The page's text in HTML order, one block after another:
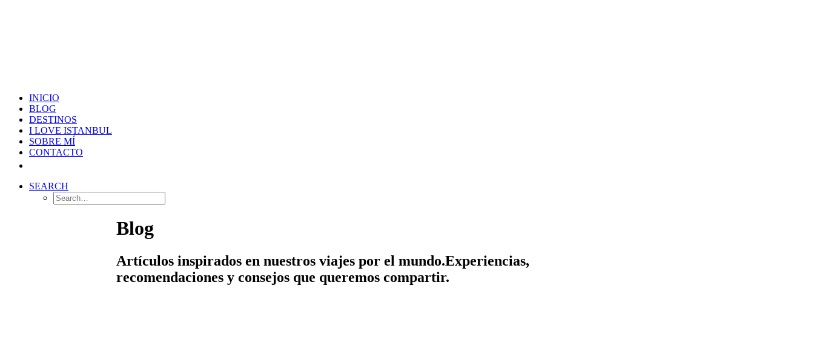
INICIO
BLOG
DESTINOS
I LOVE ISTANBUL
SOBRE MÍ
CONTACTO
SEARCH
Blog
Artículos inspirados en nuestros viajes por el mundo.Experiencias,
recomendaciones y consejos que queremos compartir.